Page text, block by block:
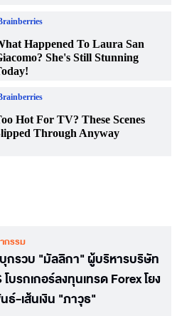
กรรม
กรวบ "มัลลิกา" ผู้บริหารบริษัท
โบรกเกอร์ลงทุนเทรด Forex โยง
-เส้นเงิน "ภาวุธ"